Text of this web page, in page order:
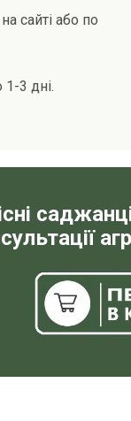
сайті або по
3 дні.